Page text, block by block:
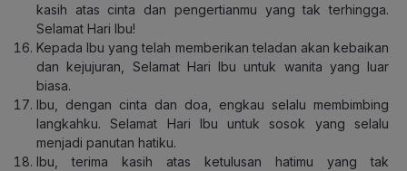
kasih atas cinta dan pengertianmu yang tak terhingga.
Selamat Hari Ibu!
Kepada Ibu yang telah memberikan teladan akan kebaikan
dan kejujuran, Selamat Hari Ibu untuk wanita yang luar
biasa.
Ibu, dengan cinta dan doa, engkau selalu membimbing
langkahku. Selamat Hari Ibu untuk sosok yang selalu
menjadi panutan hatiku.
Ibu, terima kasih atas ketulusan hatimu yang tak